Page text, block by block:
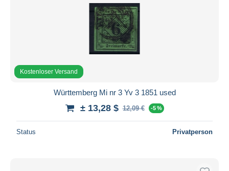
Kostenloser Versand
Württemberg Mi nr 3 Yv 3 1851 used
± 13,28 $ 12,09 € -5 %
Status Privatperson